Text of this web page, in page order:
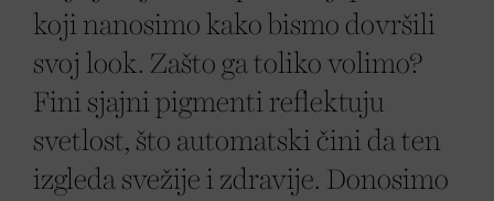
koji nanosimo kako bismo dovršili
svoj look. Zašto ga toliko volimo?
Fini sjajni pigmenti reflektuju
svetlost, što automatski čini da ten
izgleda svežije i zdravije. Donosimo